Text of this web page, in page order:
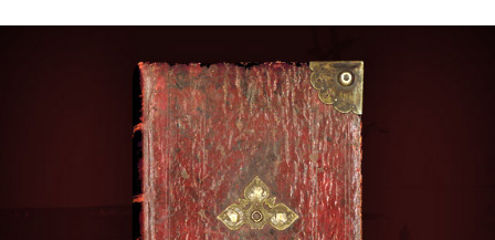
Le livre rouge de Marseille